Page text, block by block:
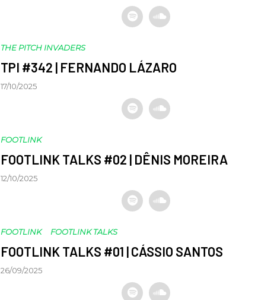
THE PITCH INVADERS
TPI #342 | FERNANDO LÁZARO
17/10/2025
FOOTLINK
FOOTLINK TALKS #02 | DÊNIS MOREIRA
12/10/2025
FOOTLINK FOOTLINK TALKS
FOOTLINK TALKS #01 | CÁSSIO SANTOS
26/09/2025